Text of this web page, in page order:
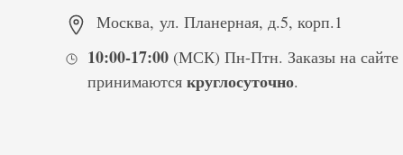
Москва, ул. Планерная, д.5, корп.1
10:00-17:00(МСК) Пн-Птн. Заказы на сайте
принимаются круглосуточно.